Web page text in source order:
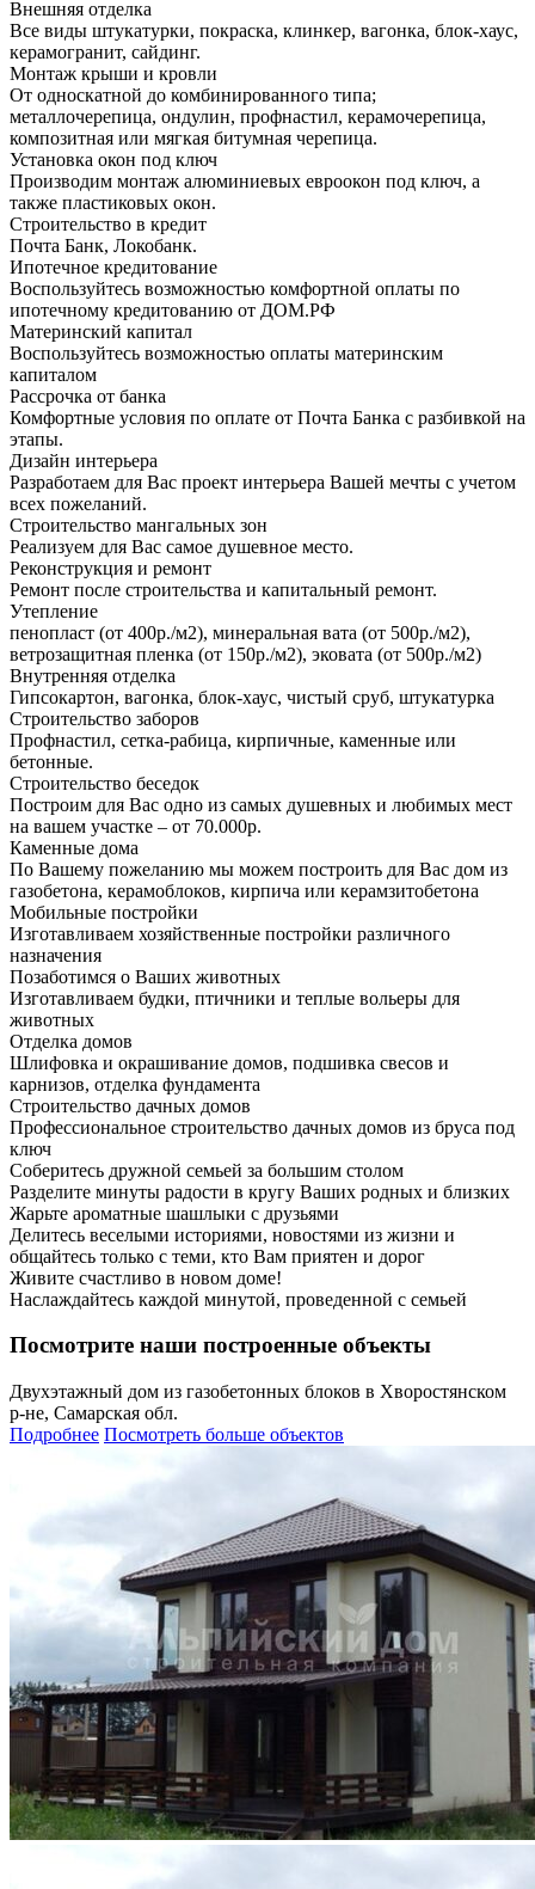
Внешняя отделка
Все виды штукатурки, покраска, клинкер, вагонка, блок-хаус,
керамогранит, сайдинг.
Монтаж крыши и кровли
От односкатной до комбинированного типа;
металлочерепица, ондулин, профнастил, керамочерепица,
композитная или мягкая битумная черепица.
Установка окон под ключ
Производим монтаж алюминиевых евроокон под ключ, а
также пластиковых окон.
Строительство в кредит
Почта Банк, Локобанк.
Ипотечное кредитование
Воспользуйтесь возможностью комфортной оплаты по
ипотечному кредитованию от ДОМ.РФ
Материнский капитал
Воспользуйтесь возможностью оплаты материнским
капиталом
Рассрочка от банка
Комфортные условия по оплате от Почта Банка с разбивкой на
этапы.
Дизайн интерьера
Разработаем для Вас проект интерьера Вашей мечты с учетом
всех пожеланий.
Строительство мангальных зон
Реализуем для Вас самое душевное место.
Реконструкция и ремонт
Ремонт после строительства и капитальный ремонт.
Утепление
пенопласт (от 400р./м2), минеральная вата (от 500р./м2),
ветрозащитная пленка (от 150р./м2), эковата (от 500р./м2)
Внутренняя отделка
Гипсокартон, вагонка, блок-хаус, чистый сруб, штукатурка
Строительство заборов
Профнастил, сетка-рабица, кирпичные, каменные или
бетонные.
Строительство беседок
Построим для Вас одно из самых душевных и любимых мест
на вашем участке – от 70.000р.
Каменные дома
По Вашему пожеланию мы можем построить для Вас дом из
газобетона, керамоблоков, кирпича или керамзитобетона
Мобильные постройки
Изготавливаем хозяйственные постройки различного
назначения
Позаботимся о Ваших животных
Изготавливаем будки, птичники и теплые вольеры для
животных
Отделка домов
Шлифовка и окрашивание домов, подшивка свесов и
карнизов, отделка фундамента
Строительство дачных домов
Профессиональное строительство дачных домов из бруса под
ключ
Соберитесь дружной семьей за большим столом
Разделите минуты радости в кругу Ваших родных и близких
Жарьте ароматные шашлыки с друзьями
Делитесь веселыми историями, новостями из жизни и
общайтесь только с теми, кто Вам приятен и дорог
Живите счастливо в новом доме!
Наслаждайтесь каждой минутой, проведенной с семьей
Посмотрите наши построенные объекты
Двухэтажный дом из газобетонных блоков в Хворостянском
р-не, Самарская обл.
Подробнее Посмотреть больше объектов